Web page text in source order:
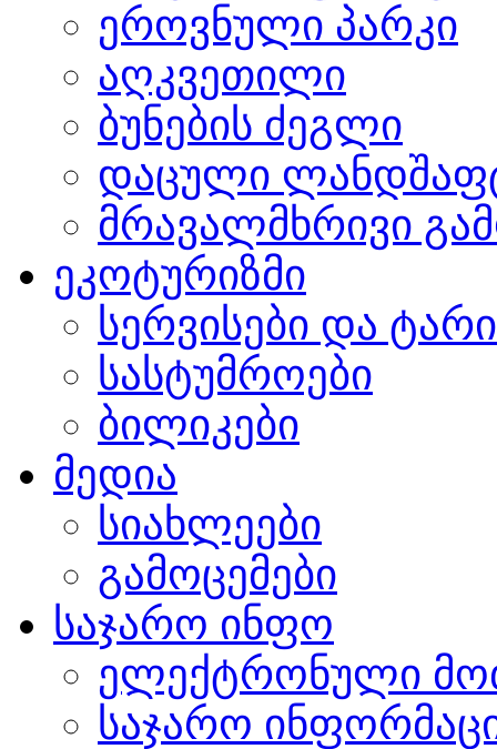
ეროვნული პარკი
აღკვეთილი
ბუნების ძეგლი
დაცული
მრავალმხრივი
ეკოტურიზმი
სერვისები და
სასტუმროები
ბილიკები
მედია
სიახლეები
გამოცემები
საჯარო ინფო
ელექტრონული
საჯარო